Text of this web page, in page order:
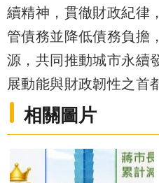
續精神，貫徹財政紀律
管債務並降低債務負擔
源，共同推動城市永續
展動能與財政韌性之首
相關圖片